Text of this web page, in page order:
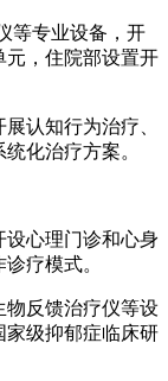
等专业设备，开
元，住院部设置开
认知行为治疗、
化治疗方案。
设心理门诊和心身
疗模式。
物反馈治疗仪等设
家级抑郁症临床研